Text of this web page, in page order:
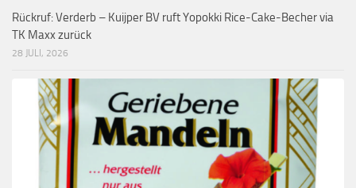
Rückruf: Verderb – Kuijper BV ruft Yopokki Rice-Cake-Becher via
TK Maxx zurück
28 JULI, 2026